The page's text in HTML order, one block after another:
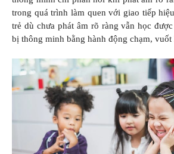
trong quá trình làm quen với giao tiếp
trẻ dù chưa phát âm rõ ràng vẫn học
bị thông minh bằng hành động chạm, vuốt